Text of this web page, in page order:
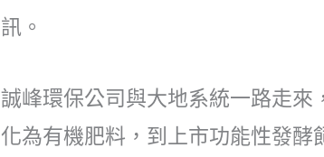
訊。
誠峰環保公司與大地系統一路走
化為有機肥料，到上市功能性發